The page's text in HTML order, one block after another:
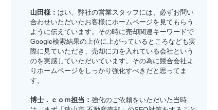
山田様： はい。弊社の営業スタッフには、必ずお問い
合わせいただいたお客様にホームページを見てもらう
ように伝えています。その時に売却関連キーワードで
Google検索結果の上位に上がっているところなども実
際に見ていただき、売却に力を入れている会社という
のを実感していただいています。その為に競合会社よ
りホームページをしっかり強化すべきだと思ってま
す。
博士．ｃｏｍ担当：強化のご依頼をいただいた当時